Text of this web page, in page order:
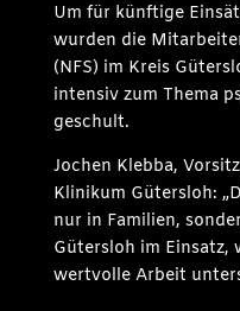
Um für künftige
wurden die
(NFS) im Kreis
intensiv zum Thema
geschult.
Jochen Klebba,
Klinikum Gütersloh:
nur in Familien,
Gütersloh im Einsatz,
wertvolle Arbeit